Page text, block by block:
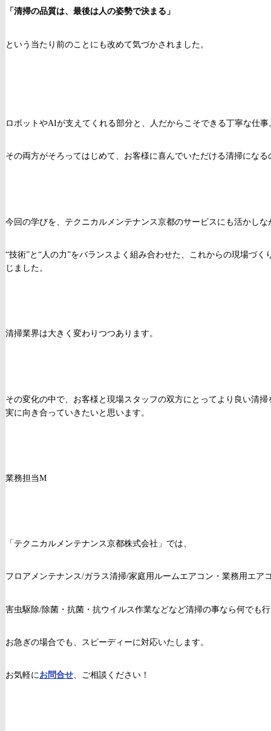
「清掃の品質は、最後は人の姿勢で決まる」
という当たり前のことにも改めて気づかされました。
ロボットやAIが支えてくれる部分と、人だからこそできる丁寧な仕事
その両方がそろってはじめて、お客様に喜んでいただける清掃になる
今回の学びを、テクニカルメンテナンス京都のサービスにも活かしな
“技術”と“人の力”をバランスよく組み合わせた、これからの現場づく
じました。
清掃業界は大きく変わりつつあります。
その変化の中で、お客様と現場スタッフの双方にとってより良い清
実に向き合っていきたいと思います。
業務担当M
「テクニカルメンテナンス京都株式会社」では、
フロアメンテナンス/ガラス清掃/家庭用ルームエアコン・業務用エア
害虫駆除/除菌・抗菌・抗ウイルス作業などなど清掃の事なら何でも
お急ぎの場合でも、スピーディーに対応いたします。
お気軽にお問合せ、ご相談ください！